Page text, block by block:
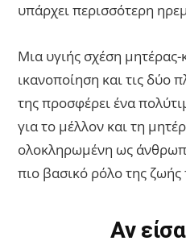
υπάρχει περισσότερη
Μια υγιής σχέση μητέρας-
ικανοποίηση και τις δύο
της προσφέρει ένα
για το μέλλον και τη
ολοκληρωμένη ως
πιο βασικό ρόλο της ζωής
Αν